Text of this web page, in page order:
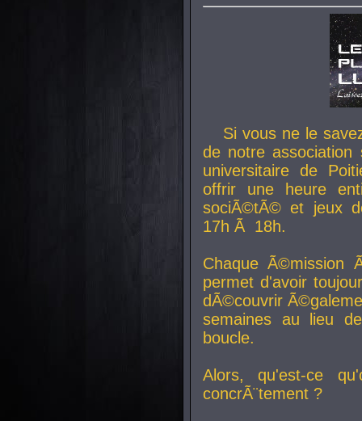
Si vous ne le
de notre
universitaire de
offrir une heure
sociÃ©tÃ© et jeux
17h Ã 18h.
Chaque Ã©mission
permet d'avoir
dÃ©couvrir
semaines au lieu
boucle.
Alors, qu'est-ce
concrÃ¨tement ?